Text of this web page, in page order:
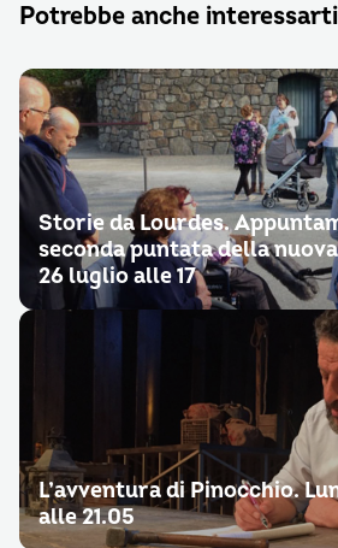
Potrebbe anche interessarti
Storie da Lourdes.
seconda puntata della
26 luglio alle 17
L’avventura di Pinocchio.
alle 21.05